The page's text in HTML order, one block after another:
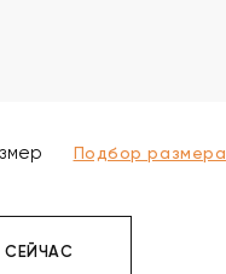
Подбор размера
СЕЙЧАС